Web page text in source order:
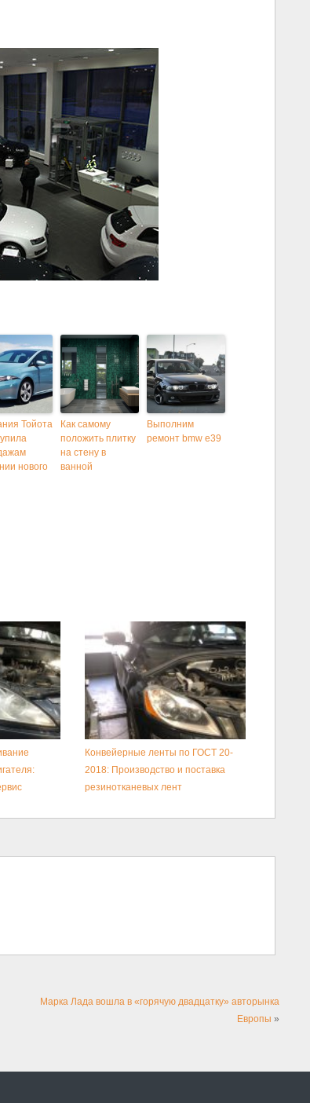
Тойота
нового
Как самому
положить плитку
на стену в
ванной
Выполним
ремонт bmw e39
Конвейерные ленты по ГОСТ 20-
2018: Производство и поставка
резинотканевых лент
Марка Лада вошла в «горячую двадцатку» авторынка
Европы »